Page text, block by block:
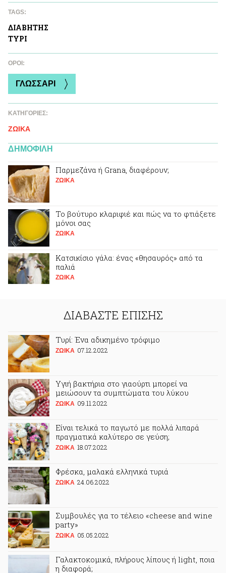
TAGS:
ΔΙΑΒΗΤΗΣ
ΤΥΡΙ
ΌΡΟΙ:
ΓΛΩΣΣΑΡΙ
ΚΑΤΗΓΟΡΙΕΣ:
ΖΩΙΚA
ΔΗΜΟΦΙΛΗ
Παρμεζάνα ή Grana, διαφέρουν;
ΖΩΙΚA
Το βούτυρο κλαριφιέ και πώς να το φτιάξετε
μόνοι σας
ΖΩΙΚA
Κατσικίσιο γάλα: ένας «θησαυρός» από τα
παλιά
ΖΩΙΚA
ΔΙΑΒΑΣΤΕ ΕΠΙΣΗΣ
Τυρί: Ένα αδικημένο τρόφιμο
ΖΩΙΚA 07.12.2022
Υγιή βακτήρια στο γιαούρτι μπορεί να
μειώσουν τα συμπτώματα του λύκου
ΖΩΙΚA 09.11.2022
Είναι τελικά το παγωτό με πολλά λιπαρά
πραγματικά καλύτερο σε γεύση;
ΖΩΙΚA 18.07.2022
Φρέσκα, μαλακά ελληνικά τυριά
ΖΩΙΚA 24.06.2022
Συμβουλές για το τέλειο «cheese and wine
party»
ΖΩΙΚA 05.05.2022
Γαλακτοκομικά, πλήρους λίπους ή light, ποια
η διαφορά;